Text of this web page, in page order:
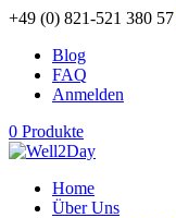
+49 (0) 821-521 380 57
Blog
FAQ
Anmelden
0 Produkte
Home
Über Uns